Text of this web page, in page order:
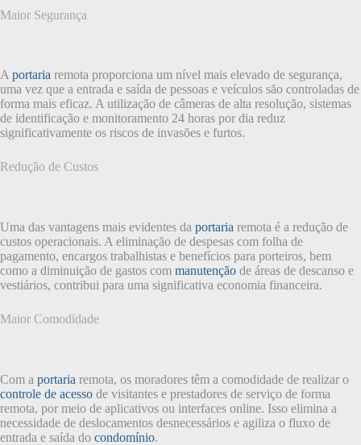
Maior Segurança
A portaria remota proporciona um nível mais elevado de segurança,
uma vez que a entrada e saída de pessoas e veículos são controladas de
forma mais eficaz. A utilização de câmeras de alta resolução, sistemas
de identificação e monitoramento 24 horas por dia reduz
significativamente os riscos de invasões e furtos.
Redução de Custos
Uma das vantagens mais evidentes da portaria remota é a redução de
custos operacionais. A eliminação de despesas com folha de
pagamento, encargos trabalhistas e benefícios para porteiros, bem
como a diminuição de gastos com manutenção de áreas de descanso e
vestiários, contribui para uma significativa economia financeira.
Maior Comodidade
Com a portaria remota, os moradores têm a comodidade de realizar o
controle de acesso de visitantes e prestadores de serviço de forma
remota, por meio de aplicativos ou interfaces online. Isso elimina a
necessidade de deslocamentos desnecessários e agiliza o fluxo de
entrada e saída do condomínio.